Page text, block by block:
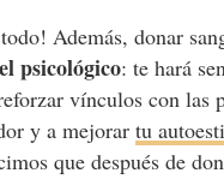
Además, donar
psicológico: te hará
vínculos con las
y a mejorar tu
que después de